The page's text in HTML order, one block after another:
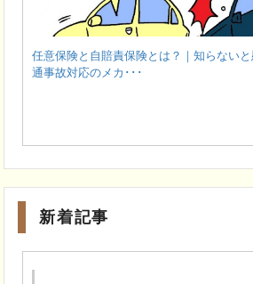
任意保険と自賠責保険とは？｜知らない
通事故対応のメカ･･･
新着記事